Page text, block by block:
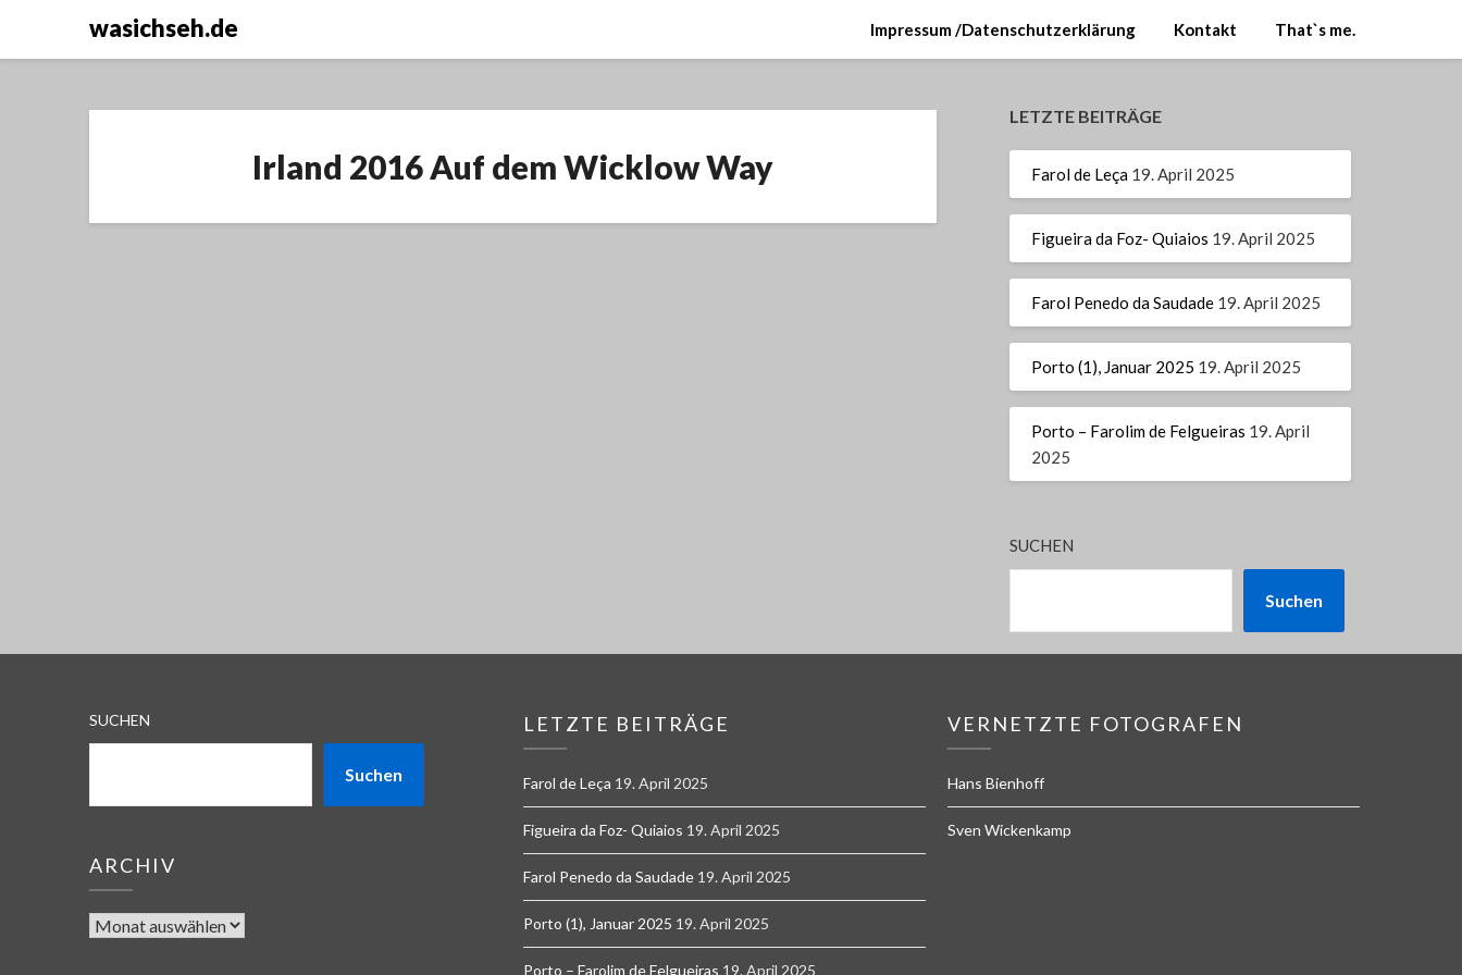
wasichseh.de Impressum /Datenschutzerklärung Kontakt That`s me.
Irland 2016 Auf dem Wicklow Way
LETZTE BEITRÄGE
Farol de Leça 19. April 2025
Figueira da Foz- Quiaios 19. April 2025
Farol Penedo da Saudade 19. April 2025
Porto (1), Januar 2025 19. April 2025
Porto – Farolim de Felgueiras 19. April
2025
SUCHEN
Suchen
SUCHEN
Suchen
ARCHIV
LETZTE BEITRÄGE
Farol de Leça 19. April 2025
Figueira da Foz- Quiaios 19. April 2025
Farol Penedo da Saudade 19. April 2025
Porto (1), Januar 2025 19. April 2025
Porto – Farolim de Felgueiras 19. April 2025
VERNETZTE FOTOGRAFEN
Hans Bienhoff
Sven Wickenkamp